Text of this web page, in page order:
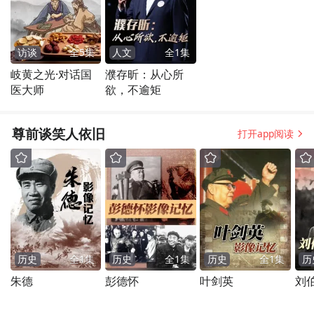
访谈 全5集
岐黄之光·对话国
医大师
人文 全1集
濮存昕：从心所
欲，不逾矩
尊前谈笑人依旧 打开app阅读
历史 全1集
朱德
历史 全1集
彭德怀
历史 全1集
叶剑英 刘